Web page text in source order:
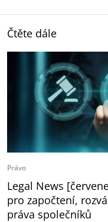
Čtěte dále
Právo
Legal News
pro započtení,
práva společníků